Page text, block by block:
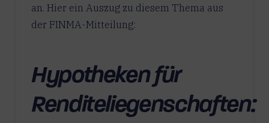
an. Hier ein Auszug zu diesem Thema aus
der FINMA-Mitteilung:
Hypotheken für
Renditeliegenschaften: